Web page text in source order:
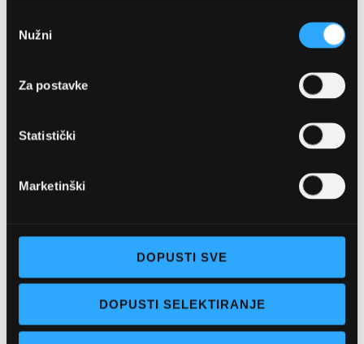
pristanka
Nužni
Za postavke
Statistički
Marketinški
DOPUSTI SVE
DOPUSTI SELEKTIRANJE
Pon - pet: 07 - 21h,
Sub: 07-21h